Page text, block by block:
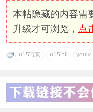
本帖隐藏的内容需
升级才可浏览， 点
u15写真 u15loli youiv